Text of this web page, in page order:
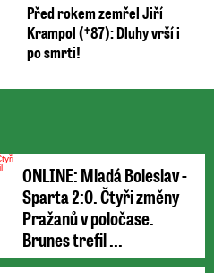
Před rokem zemřel Jiří
Krampol (†87): Dluhy vrší i
po smrti!
ONLINE: Mladá Boleslav -
Sparta 2:0. Čtyři změny
Pražanů v poločase.
Brunes trefil ...